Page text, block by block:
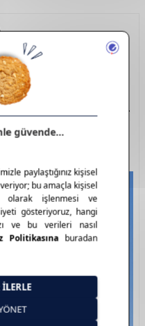
geliştirdiği nemlendirici,
dikkat çeker. Cildi
gün boyu nem
serileri ve hassas ciltlere
yanıt verir. Cildiniz için
bir bakım markasıdır.